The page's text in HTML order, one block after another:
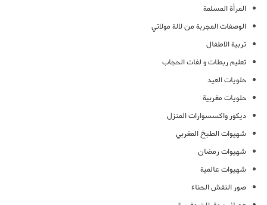
المرأة المسلمة
الوصفات المجربة من لالة مولاتي
تربية الاطفال
تعليم ربطات و لفات الحجاب
حلويات العيد
حلويات مغربية
ديكور واكسسوارات المنزل
شهيوات الطبخ المغربي
شهيوات رمضان
شهيوات عالمية
صور النقش الحناء